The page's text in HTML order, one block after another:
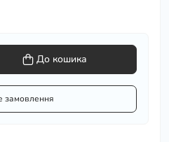
До кошика
замовлення